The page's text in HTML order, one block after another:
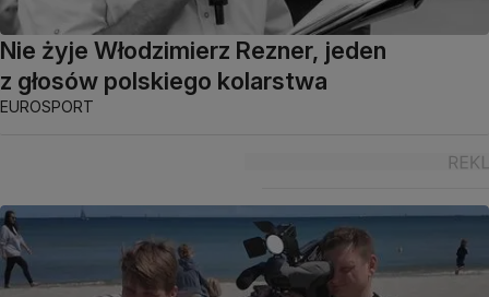
Nie żyje Włodzimierz Rezner, jeden
z głosów polskiego kolarstwa
EUROSPORT